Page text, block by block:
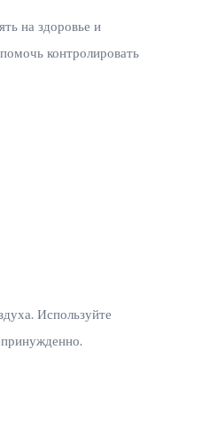
на здоровье и
контролировать
Используйте